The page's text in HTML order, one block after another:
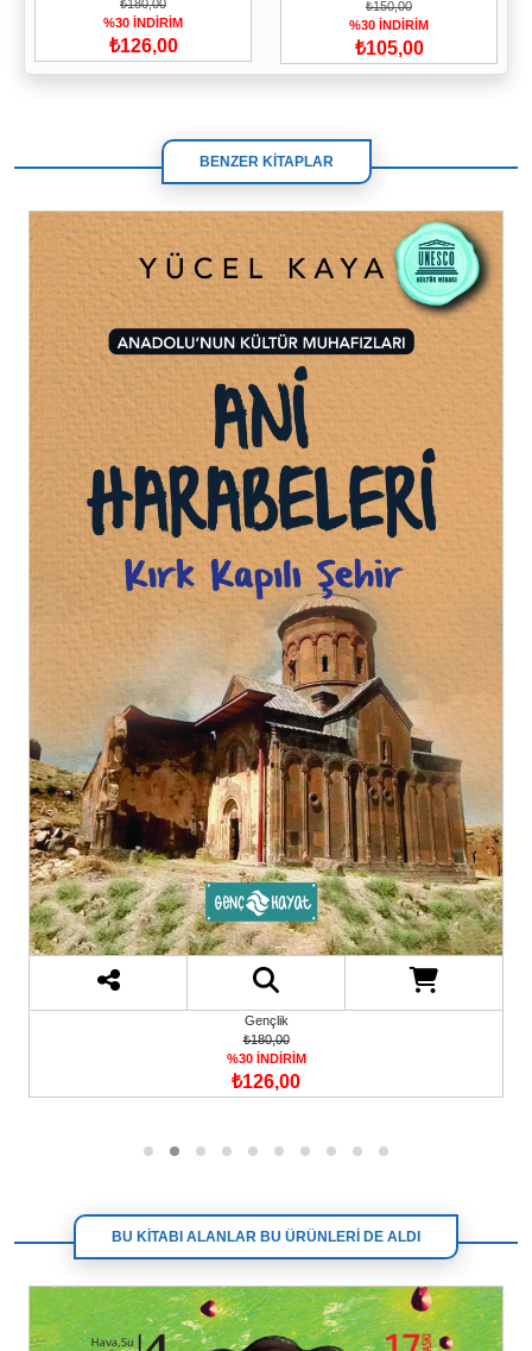
₺180,00
%30 İNDİRİM
₺126,00
₺150,00
%30 İNDİRİM
₺105,00
BENZER KİTAPLAR
Gençlik
₺180,00
%30 İNDİRİM
₺126,00
BU KİTABI ALANLAR BU ÜRÜNLERİ DE ALDI